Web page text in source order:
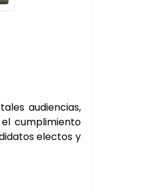
audiencias,
cumplimiento
electos y